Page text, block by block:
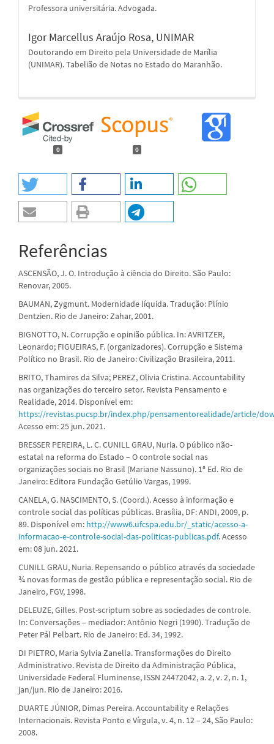
Professora universitária. Advogada.
Igor Marcellus Araújo Rosa, UNIMAR
Doutorando em Direito pela Universidade de Marília
(UNIMAR). Tabelião de Notas no Estado do Maranhão.
0 0
Referências
ASCENSÃO, J. O. Introdução à ciência do Direito. São Paulo:
Renovar, 2005.
BAUMAN, Zygmunt. Modernidade líquida. Tradução: Plínio
Dentzien. Rio de Janeiro: Zahar, 2001.
BIGNOTTO, N. Corrupção e opinião pública. In: AVRITZER,
Leonardo; FIGUEIRAS, F. (organizadores). Corrupção e Sistema
Político no Brasil. Rio de Janeiro: Civilização Brasileira, 2011.
BRITO, Thamires da Silva; PEREZ, Olivia Cristina. Accountability
nas organizações do terceiro setor. Revista Pensamento e
Realidade, 2014. Disponível em:
https://revistas.pucsp.br/index.php/pensamentorealidade/article/
Acesso em: 25 jun. 2021.
BRESSER PEREIRA, L. C. CUNILL GRAU, Nuria. O público não-
estatal na reforma do Estado – O controle social nas
organizações sociais no Brasil (Mariane Nassuno). 1ª Ed. Rio de
Janeiro: Editora Fundação Getúlio Vargas, 1999.
CANELA, G. NASCIMENTO, S. (Coord.). Acesso à informação e
controle social das políticas públicas. Brasília, DF: ANDI, 2009, p.
89. Disponível em: http://www6.ufcspa.edu.br/_static/acesso-a-
informacao-e-controle-social-das-politicas-publicas.pdf. Acesso
em: 08 jun. 2021.
CUNILL GRAU, Nuria. Repensando o público através da sociedade
¾ novas formas de gestão pública e representação social. Rio de
Janeiro, FGV, 1998.
DELEUZE, Gilles. Post-scriptum sobre as sociedades de controle.
In: Conversações – mediador: Antônio Negri (1990). Tradução de
Peter Pál Pelbart. Rio de Janeiro: Ed. 34, 1992.
DI PIETRO, Maria Sylvia Zanella. Transformações do Direito
Administrativo. Revista de Direito da Administração Pública,
Universidade Federal Fluminense, ISSN 24472042, a. 2, v. 2, n. 1,
jan/jun. Rio de Janeiro: 2016.
DUARTE JÚNIOR, Dimas Pereira. Accountability e Relações
Internacionais. Revista Ponto e Vírgula, v. 4, n. 12 – 24, São Paulo:
2008.